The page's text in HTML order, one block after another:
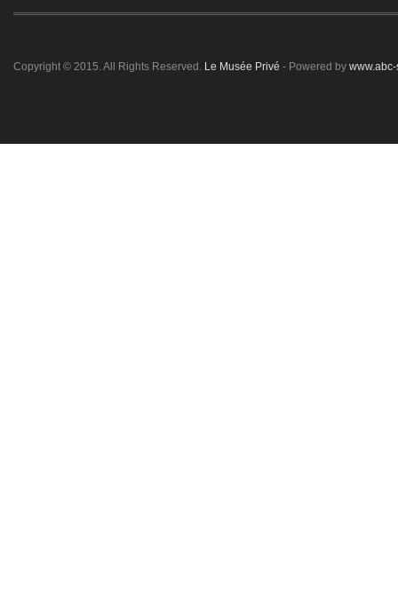
Copyright © 2015. All Rights Reserved. Le Musée Privé - Powered by